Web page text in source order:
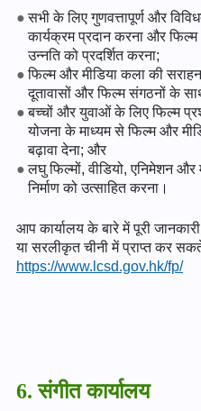
सभी के लिए गुणवत्तापूर्ण और
कार्यक्रम प्रदान करना और
उन्नति को प्रदर्शित करना;
फिल्म और मीडिया कला की
दूतावासों और फिल्म संगठनों के
बच्चों और युवाओं के लिए फिल्म
योजना के माध्यम से फिल्म और
बढ़ावा देना; और
लघु फिल्मों, वीडियो, एनिमेशन
निर्माण को उत्साहित करना।
आप कार्यालय के बारे में पूरी
या सरलीकृत चीनी में प्राप्त कर
https://www.lcsd.gov.hk/fp/
6. संगीत कार्यालय